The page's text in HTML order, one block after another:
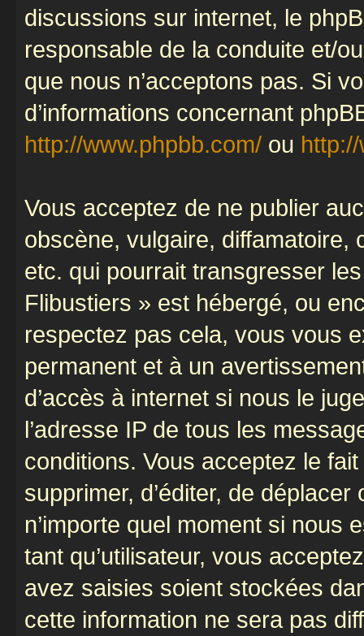
discussions sur internet, le
responsable de la conduite et/
que nous n’acceptons pas. Si
d’informations concernant
http://www.phpbb.com/ ou
Vous acceptez de ne publier
obscène, vulgaire, diffamatoire,
etc. qui pourrait transgresser
Flibustiers » est hébergé, ou
respectez pas cela, vous vous
permanent et à un
d’accès à internet si nous le
l’adresse IP de tous les
conditions. Vous acceptez le
supprimer, d’éditer, de
n’importe quel moment si nous
tant qu’utilisateur, vous
avez saisies soient stockées
cette information ne sera pas